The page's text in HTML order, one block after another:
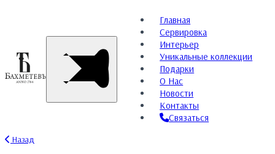
Главная
Сервировка
Интерьер
Уникальные коллекции
Подарки
О Нас
Новости
Контакты
Связаться
Назад